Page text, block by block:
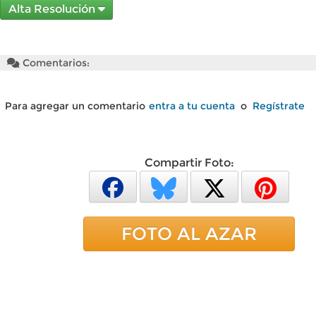
Alta Resolución
Comentarios:
Para agregar un comentario entra a tu cuenta o Regístrate
Compartir Foto:
FOTO AL AZAR